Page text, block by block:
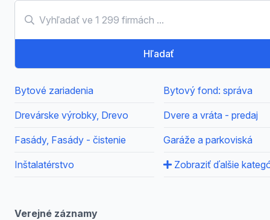
Hľadať
Bytové zariadenia Bytový fond: správa
Drevárske výrobky, Drevo Dvere a vráta - predaj
Fasády, Fasády - čistenie Garáže a parkoviská
Inštalatérstvo Zobraziť ďalšie
Verejné záznamy